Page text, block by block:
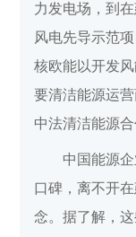
力发电场，到
风电先导示范
核欧能以开发
要清洁能源运
中法清洁能源合
中国能源
口碑，离不开
念。据了解，